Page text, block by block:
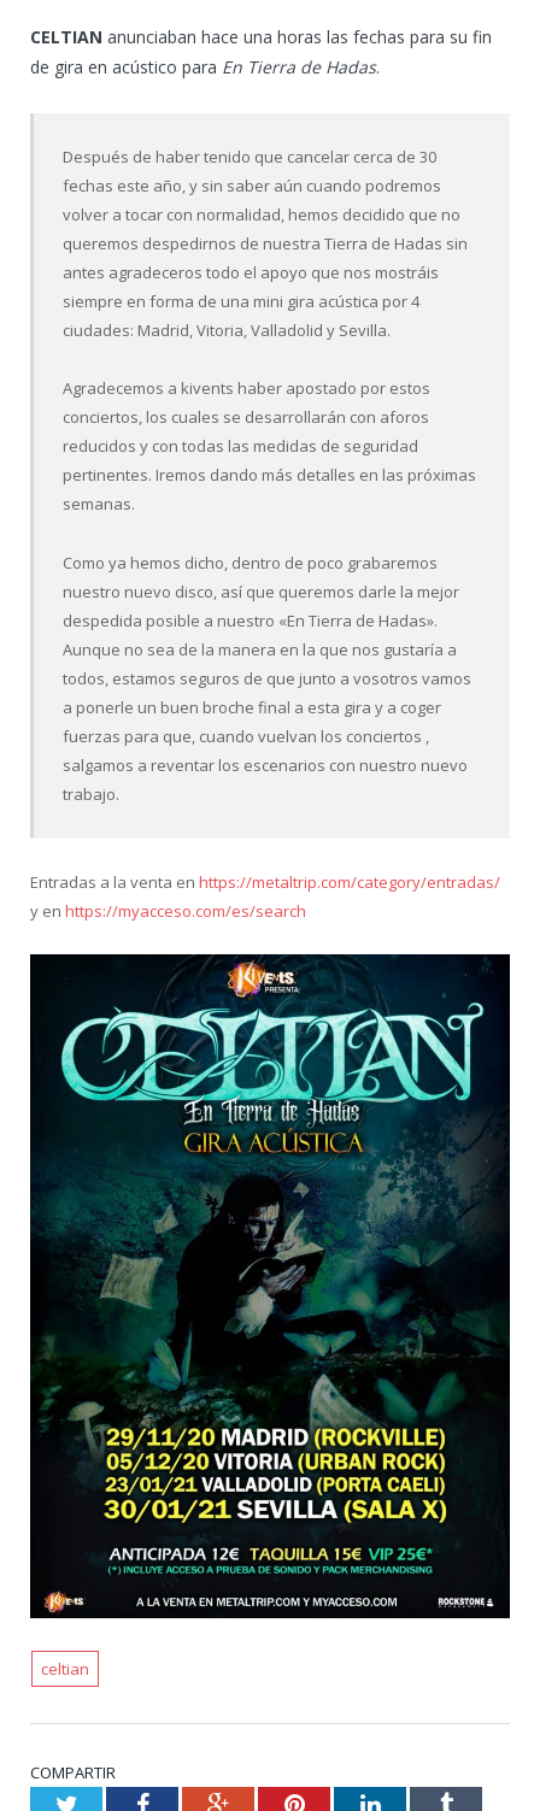
CELTIAN anunciaban hace una horas las fechas para su fin
de gira en acústico para En Tierra de Hadas.
Después de haber tenido que cancelar cerca de 30
fechas este año, y sin saber aún cuando podremos
volver a tocar con normalidad, hemos decidido que no
queremos despedirnos de nuestra Tierra de Hadas sin
antes agradeceros todo el apoyo que nos mostráis
siempre en forma de una mini gira acústica por 4
ciudades: Madrid, Vitoria, Valladolid y Sevilla.
Agradecemos a kivents haber apostado por estos
conciertos, los cuales se desarrollarán con aforos
reducidos y con todas las medidas de seguridad
pertinentes. Iremos dando más detalles en las próximas
semanas.
Como ya hemos dicho, dentro de poco grabaremos
nuestro nuevo disco, así que queremos darle la mejor
despedida posible a nuestro «En Tierra de Hadas».
Aunque no sea de la manera en la que nos gustaría a
todos, estamos seguros de que junto a vosotros vamos
a ponerle un buen broche final a esta gira y a coger
fuerzas para que, cuando vuelvan los conciertos ,
salgamos a reventar los escenarios con nuestro nuevo
trabajo.
Entradas a la venta en https://metaltrip.com/category/entradas/
y en https://myacceso.com/es/search
celtian
COMPARTIR
TwitterFacebookGoogle+PinterestLinkedInTumblr